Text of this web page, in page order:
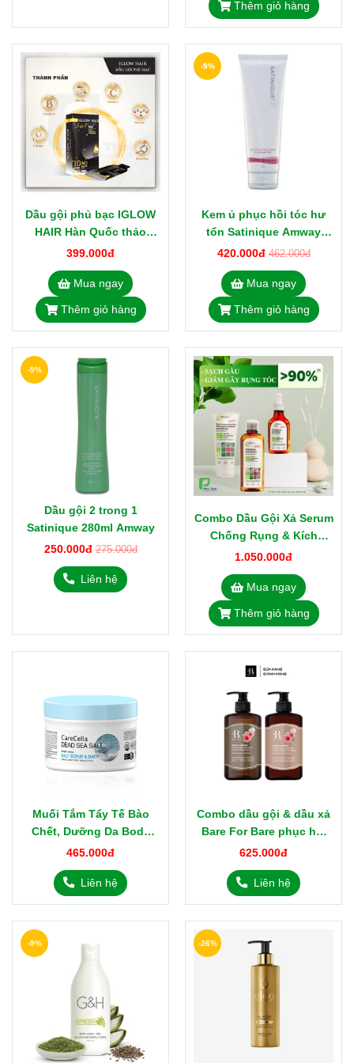
Thêm giỏ hàng
Dầu gội phủ bạc IGLOW
HAIR Hàn Quốc thảo
dược, không Amoniac
399.000đ
Mua ngay
Thêm giỏ hàng
Kem ủ phục hồi tóc hư
tổn Satinique Amway
240g
420.000đ 462.000đ
-9%
Mua ngay
Thêm giỏ hàng
Dầu gội 2 trong 1
Satinique 280ml Amway
250.000đ 275.000đ
-9%
Liên hệ
Combo Dầu Gội Xả Serum
Chống Rụng & Kích
Thích Mọc Tóc Chiết Xuất
Pharm 500ml Nhập Ba
1.050.000đ
Mua ngay
Thêm giỏ hàng
Muối Tắm Tẩy Tế Bào
Chết, Dưỡng Da Body
CareCella 380g Hàn Quốc
465.000đ
Liên hệ
Combo dầu gội & dầu xả
Bare For Bare phục hồi
tóc hư tổn Malaysia
625.000đ
Liên hệ
-9% -26%